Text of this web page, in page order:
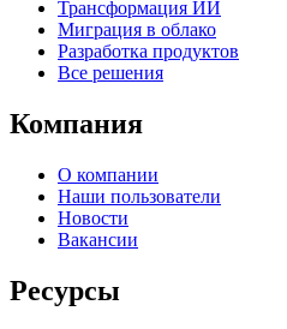
Трансформация ИИ
Миграция в облако
Разработка продуктов
Все решения
Компания
О компании
Наши пользователи
Новости
Вакансии
Ресурсы